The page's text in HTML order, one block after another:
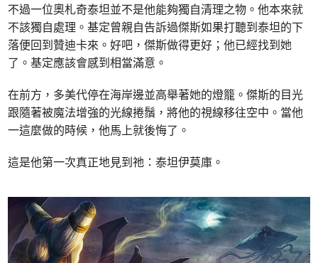
不過一位奧札奇泰坦並不是他能夠獨自清理之物。他本來就
不該獨自處理。基定曾親自告訴過傑斯如果打聽到泰坦的下
落便回到贊迪卡來。好吧，傑斯做得更好；他已經找到她
了。基定應該會感到相當滿意。
在前方，多美代停在海岸邊並高舉著她的燈籠。傑斯的目光
跟隨著被魔法增強的光線捲鬚，將他的視線移往空中。當他
一這麼做的時候，他馬上就後悔了。
這是他第一次真正地見到祂：泰坦伊莫庫。